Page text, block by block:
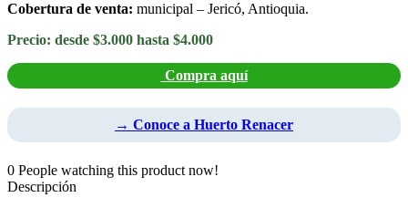
Cobertura de venta: municipal – Jericó, Antioquia.
Precio: desde $3.000 hasta $4.000
Compra aquí
→ Conoce a Huerto Renacer
0 People watching this product now!
Descripción